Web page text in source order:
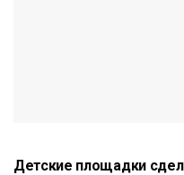
Детские площадки